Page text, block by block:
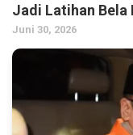
Jadi Latihan Bela
Juni 30, 2026